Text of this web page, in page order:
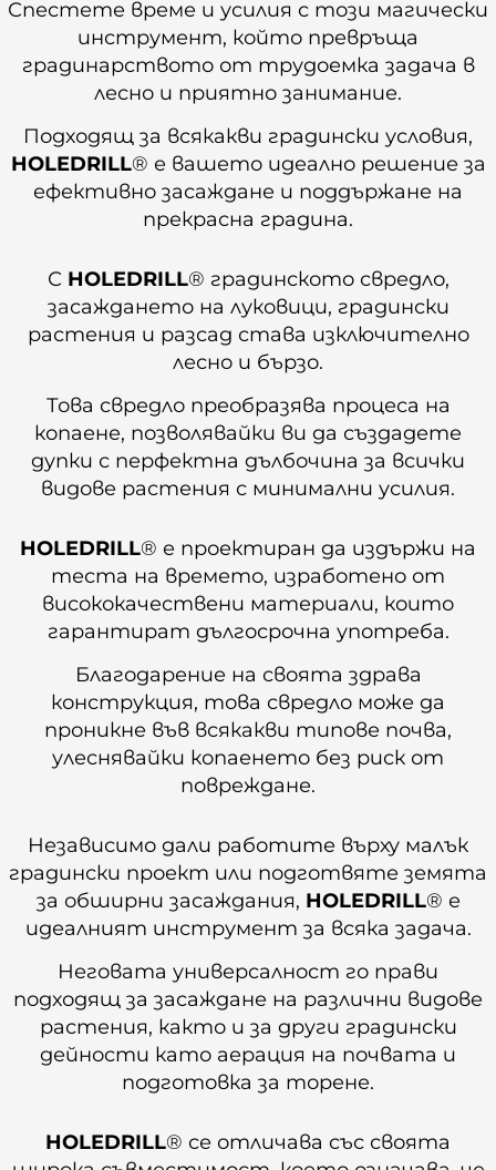
Спестете време и усилия с този магически
инструмент, който превръща
градинарството от трудоемка задача в
лесно и приятно занимание.
Подходящ за всякакви градински условия,
HOLEDRILL® е вашето идеално решение за
ефективно засаждане и поддържане на
прекрасна градина.
С HOLEDRILL® градинското свредло,
засаждането на луковици, градински
растения и разсад става изключително
лесно и бързо.
Това свредло преобразява процеса на
копаене, позволявайки ви да създадете
дупки с перфектна дълбочина за всички
видове растения с минимални усилия.
HOLEDRILL® е проектиран да издържи на
теста на времето, изработено от
висококачествени материали, които
гарантират дългосрочна употреба.
Благодарение на своята здрава
конструкция, това свредло може да
проникне във всякакви типове почва,
улеснявайки копаенето без риск от
повреждане.
Независимо дали работите върху малък
градински проект или подготвяте земята
за обширни засаждания, HOLEDRILL® е
идеалният инструмент за всяка задача.
Неговата универсалност го прави
подходящ за засаждане на различни видове
растения, както и за други градински
дейности като аерация на почвата и
подготовка за торене.
HOLEDRILL® се отличава със своята